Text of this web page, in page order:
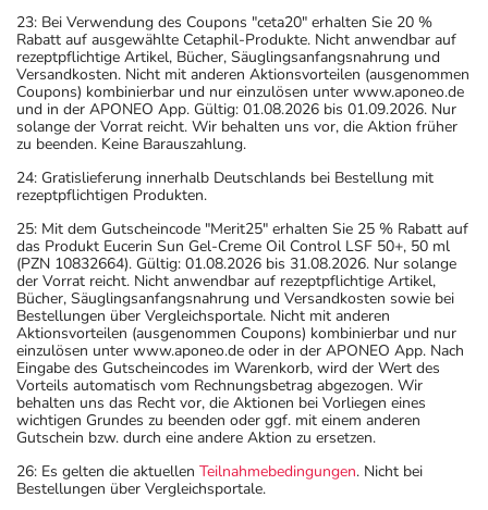
23: Bei Verwendung des Coupons "ceta20" erhalten Sie 20 %
Rabatt auf ausgewählte Cetaphil-Produkte. Nicht anwendbar auf
rezeptpflichtige Artikel, Bücher, Säuglingsanfangsnahrung und
Versandkosten. Nicht mit anderen Aktionsvorteilen (ausgenommen
Coupons) kombinierbar und nur einzulösen unter www.aponeo.de
und in der APONEO App. Gültig: 01.08.2026 bis 01.09.2026. Nur
solange der Vorrat reicht. Wir behalten uns vor, die Aktion früher
zu beenden. Keine Barauszahlung.
24: Gratislieferung innerhalb Deutschlands bei Bestellung mit
rezeptpflichtigen Produkten.
25: Mit dem Gutscheincode "Merit25" erhalten Sie 25 % Rabatt auf
das Produkt Eucerin Sun Gel-Creme Oil Control LSF 50+, 50 ml
(PZN 10832664). Gültig: 01.08.2026 bis 31.08.2026. Nur solange
der Vorrat reicht. Nicht anwendbar auf rezeptpflichtige Artikel,
Bücher, Säuglingsanfangsnahrung und Versandkosten sowie bei
Bestellungen über Vergleichsportale. Nicht mit anderen
Aktionsvorteilen (ausgenommen Coupons) kombinierbar und nur
einzulösen unter www.aponeo.de oder in der APONEO App. Nach
Eingabe des Gutscheincodes im Warenkorb, wird der Wert des
Vorteils automatisch vom Rechnungsbetrag abgezogen. Wir
behalten uns das Recht vor, die Aktionen bei Vorliegen eines
wichtigen Grundes zu beenden oder ggf. mit einem anderen
Gutschein bzw. durch eine andere Aktion zu ersetzen.
26: Es gelten die aktuellen Teilnahmebedingungen. Nicht bei
Bestellungen über Vergleichsportale.